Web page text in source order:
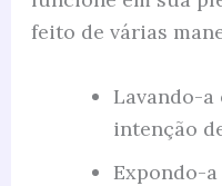
feito de várias
Lavando-a
intenção
Expondo-